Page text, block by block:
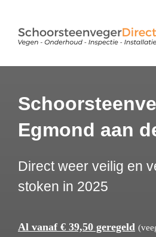
inhoud
Egmond aan
Direct weer veilig en
stoken in 2025
Al vanaf € 39,50 geregeld